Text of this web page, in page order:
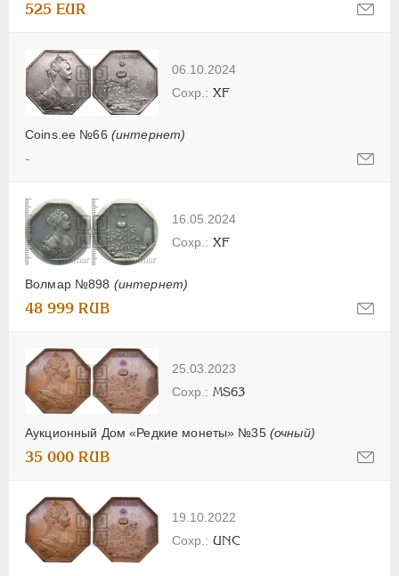
525 EUR
06.10.2024
Coins.ee №66 (интернет)
XF
-
16.05.2024
Волмар №898 (интернет)
XF
48 999 RUB
25.03.2023
Аукционный Дом «Редкие монеты» №35 (очный)
MS63
35 000 RUB
19.10.2022
UNC